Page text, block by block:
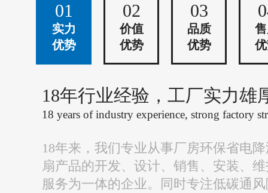
01
实力
优势
02
价值
优势
03
品质
优势
18年行业经验，工厂实力雄
18 years of industry experience, strong factory
18年来，我们专业从事厂房环保省电
扇产品的开发、设计、销售、安装、
服务为一体的企业。同时专注低碳通